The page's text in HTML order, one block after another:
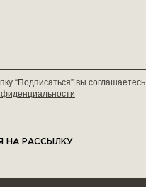
“Подписаться” вы соглашаетесь
НА РАССЫЛКУ